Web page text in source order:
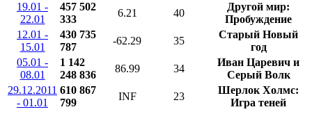
19.01 -
22.01
457 502
333
6.21 40
Другой мир:
Пробуждение
12.01 -
15.01
430 735
787
-62.29 35
Старый Новый
год
05.01 -
08.01
1 142
248 836
86.99 34
Иван Царевич и
Серый Волк
29.12.2011
- 01.01
610 867
799
INF 23
Шерлок Холмс:
Игра теней